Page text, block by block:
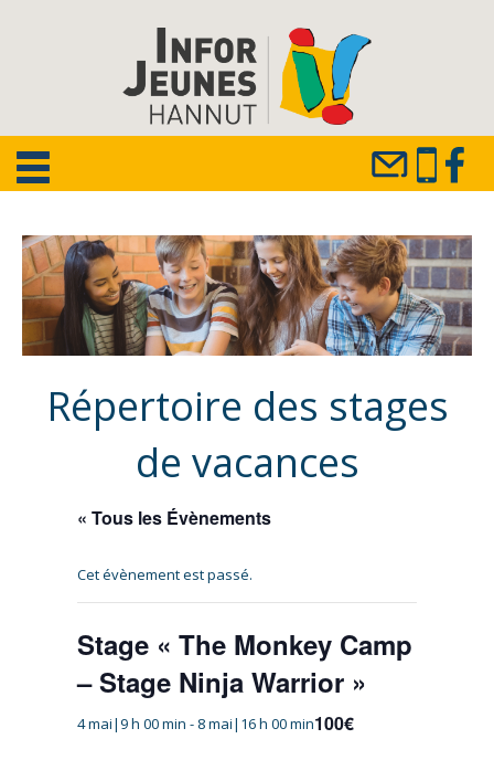
Répertoire des stages
de vacances
« Tous les Évènements
Cet évènement est passé.
Stage « The Monkey Camp
– Stage Ninja Warrior »
4 mai|9 h 00 min - 8 mai|16 h 00 min100€